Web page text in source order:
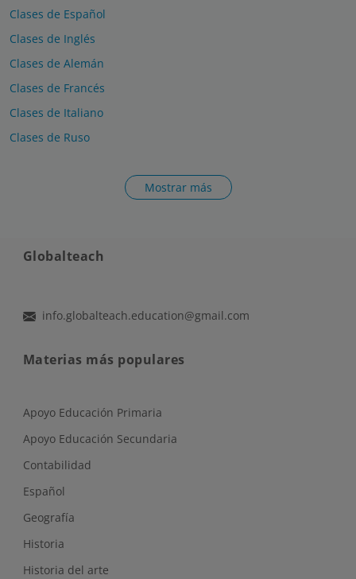
Clases de Español
Clases de Inglés
Clases de Alemán
Clases de Francés
Clases de Italiano
Clases de Ruso
Mostrar más
Globalteach
info.globalteach.education@gmail.com
Materias más populares
Apoyo Educación Primaria
Apoyo Educación Secundaria
Contabilidad
Español
Geografía
Historia
Historia del arte